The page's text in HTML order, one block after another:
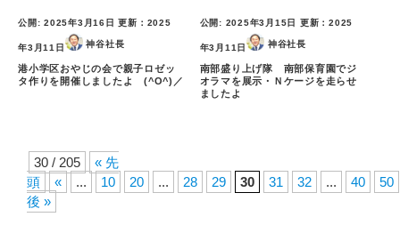
公開: 2025年3月16日 更新： 2025
年3月11日 神谷社長
港小学区おやじの会で親子ロゼッ
タ作りを開催しましたよ (^O^)／
公開: 2025年3月15日 更新：2025
年3月11日 神谷社長
南部盛り上げ隊 南部保育園でジ
オラマを展示・Ｎケージを走らせ
ましたよ
30 / 205
« 先
頭
« ... 10 20 ... 28 29 30 31 32 ... 40
50
後 »